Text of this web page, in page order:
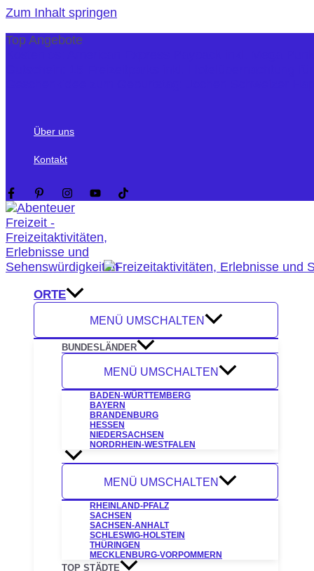
Zum Inhalt springen
Top Angebote
Über uns
Kontakt
ORTE
MENÜ UMSCHALTEN
BUNDESLÄNDER
MENÜ UMSCHALTEN
BADEN-WÜRTTEMBERG
BAYERN
BRANDENBURG
HESSEN
NIEDERSACHSEN
NORDRHEIN-WESTFALEN
MENÜ UMSCHALTEN
RHEINLAND-PFALZ
SACHSEN
SACHSEN-ANHALT
SCHLESWIG-HOLSTEIN
THÜRINGEN
MECKLENBURG-VORPOMMERN
TOP STÄDTE